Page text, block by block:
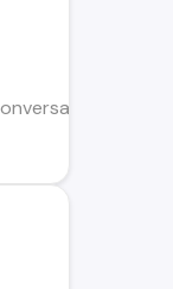
al día